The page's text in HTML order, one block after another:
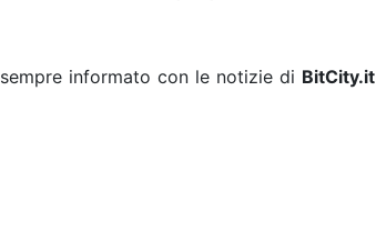
informato con le notizie di BitCity.it